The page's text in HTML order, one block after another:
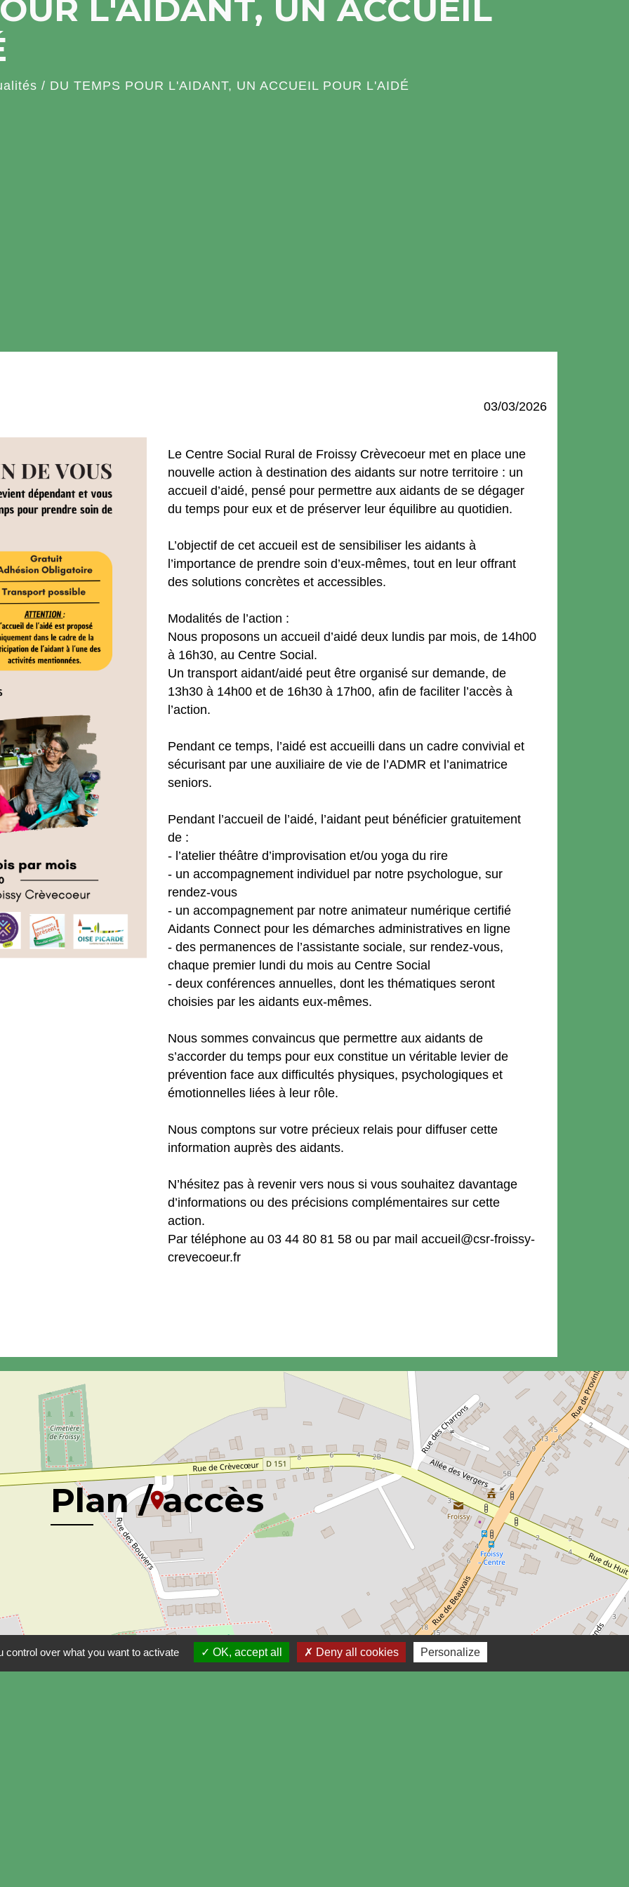
L'AIDANT, UN ACCUEIL
/ DU TEMPS POUR L'AIDANT, UN ACCUEIL POUR L'AIDÉ
03/03/2026
Le Centre Social Rural de Froissy Crèvecoeur met en place une
nouvelle action à destination des aidants sur notre territoire : un
accueil d’aidé, pensé pour permettre aux aidants de se dégager
du temps pour eux et de préserver leur équilibre au quotidien.
L’objectif de cet accueil est de sensibiliser les aidants à
l’importance de prendre soin d’eux-mêmes, tout en leur offrant
des solutions concrètes et accessibles.
Modalités de l’action :
Nous proposons un accueil d’aidé deux lundis par mois, de 14h00
à 16h30, au Centre Social.
Un transport aidant/aidé peut être organisé sur demande, de
13h30 à 14h00 et de 16h30 à 17h00, afin de faciliter l’accès à
l’action.
Pendant ce temps, l’aidé est accueilli dans un cadre convivial et
sécurisant par une auxiliaire de vie de l’ADMR et l’animatrice
seniors.
Pendant l’accueil de l’aidé, l’aidant peut bénéficier gratuitement
de :
- l’atelier théâtre d’improvisation et/ou yoga du rire
- un accompagnement individuel par notre psychologue, sur
rendez-vous
- un accompagnement par notre animateur numérique certifié
Aidants Connect pour les démarches administratives en ligne
- des permanences de l’assistante sociale, sur rendez-vous,
chaque premier lundi du mois au Centre Social
- deux conférences annuelles, dont les thématiques seront
choisies par les aidants eux-mêmes.
Nous sommes convaincus que permettre aux aidants de
s’accorder du temps pour eux constitue un véritable levier de
prévention face aux difficultés physiques, psychologiques et
émotionnelles liées à leur rôle.
Nous comptons sur votre précieux relais pour diffuser cette
information auprès des aidants.
N’hésitez pas à revenir vers nous si vous souhaitez davantage
d’informations ou des précisions complémentaires sur cette
action.
Par téléphone au 03 44 80 81 58 ou par mail accueil@csr-froissy-
crevecoeur.fr
Plan / accès
location_on
over what you want to activate OK, accept all Deny all cookies Personalize